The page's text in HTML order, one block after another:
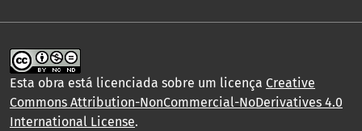
Esta obra está licenciada sobre um licença Creative
Commons Attribution-NonCommercial-NoDerivatives 4.0
International License.